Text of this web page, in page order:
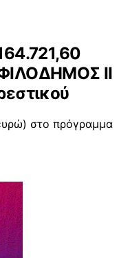
ΙΙ
στο πρόγραμμα